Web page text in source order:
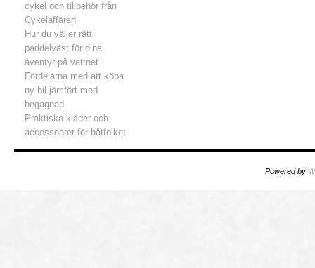
cykel och tillbehör från
Cykelaffären
Hur du väljer rätt
paddelväst för dina
äventyr på vattnet
Fördelarna med att köpa
ny bil jämfört med
begagnad
Praktiska kläder och
accessoarer för båtfolket
Powered by